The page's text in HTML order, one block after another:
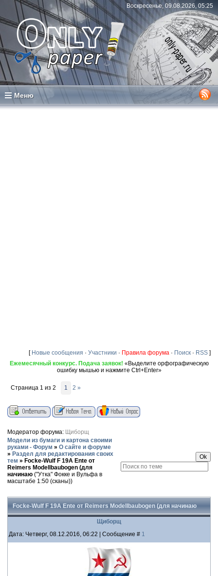
Воскресенье, 09.08.2026, 05:25
Меню
[ Новые сообщения · Участники · Правила форума · Поиск · RSS ]
Ежемесячный конкурс. Подача заявок! «Выделите орфографическую
ошибку мышью и нажмите Ctrl+Enter»
Страница 1 из 2 1 2 »
Модератор форума: Щиборщ
Модели из бумаги и картона своими
руками - Форум » О сайте и форуме
» Раздел для редактирования своих
тем » Focke-Wulf F 19A Ente от
Reimers Modellbaubogen (для
начинаю ("Утка" Фокке и Вульфа в
масштабе 1:50 (сканы))
Focke-Wulf F 19A Ente от Reimers Modellbaubogen (для начинаю
Щиборщ
Дата: Четверг, 08.12.2016, 06:22 | Сообщение # 1